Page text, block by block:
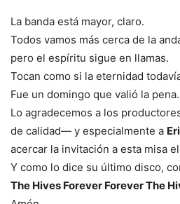
La banda está mayor, claro.
Todos vamos más cerca de la
pero el espíritu sigue en llamas.
Tocan como si la eternidad
Fue un domingo que valió la pena.
Lo agradecemos a los
de calidad— y especialmente a
acercar la invitación a esta misa
Y como lo dice su último disco,
The Hives Forever Forever The